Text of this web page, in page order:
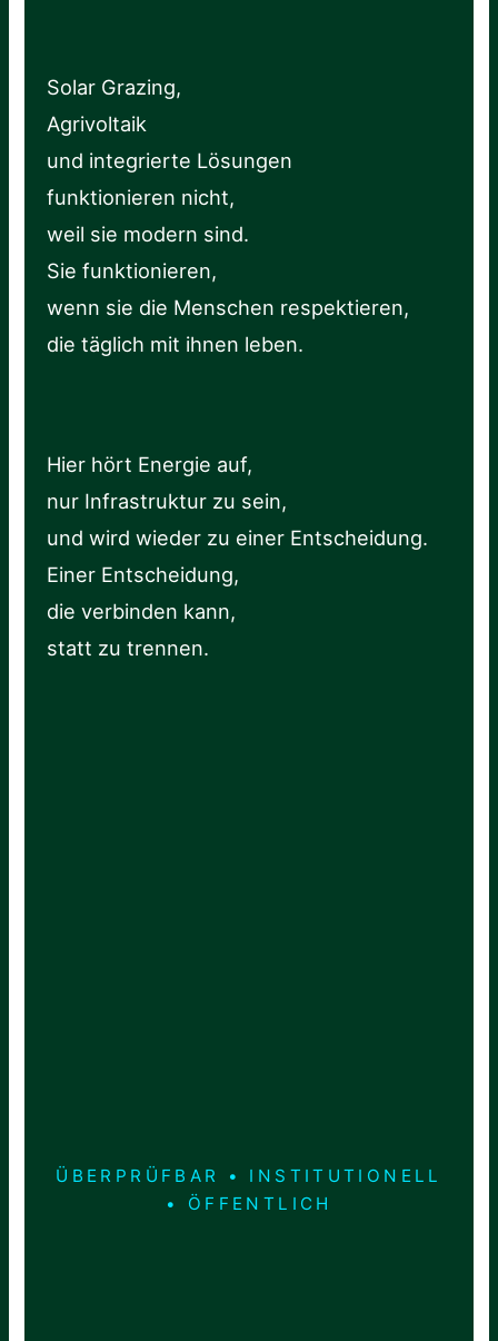
Solar Grazing,
Agrivoltaik
und integrierte Lösungen
funktionieren nicht,
weil sie modern sind.
Sie funktionieren,
wenn sie die Menschen respektieren,
die täglich mit ihnen leben.
Hier hört Energie auf,
nur Infrastruktur zu sein,
und wird wieder zu einer Entscheidung.
Einer Entscheidung,
die verbinden kann,
statt zu trennen.
ÜBERPRÜFBAR • INSTITUTIONELL
• ÖFFENTLICH